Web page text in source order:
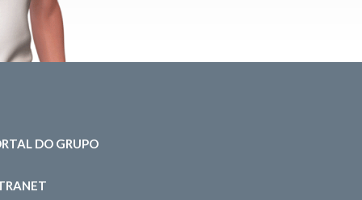
DO GRUPO